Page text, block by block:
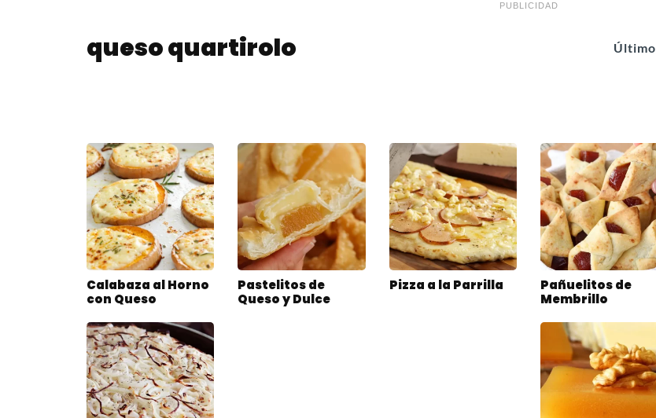
PUBLICIDAD
Último
queso quartirolo
Calabaza al Horno
con Queso
Pastelitos de
Queso y Dulce
Pizza a la Parrilla
Pañuelitos de
Membrillo